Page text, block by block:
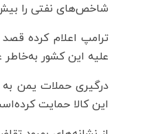
شاخص‌های نفتی را بیش‌از 2 درصد در روز پنجشنبه
ترامپ اعلام کرده
علیه این کشور
درگیری حملات یمن
این کالا حمایت